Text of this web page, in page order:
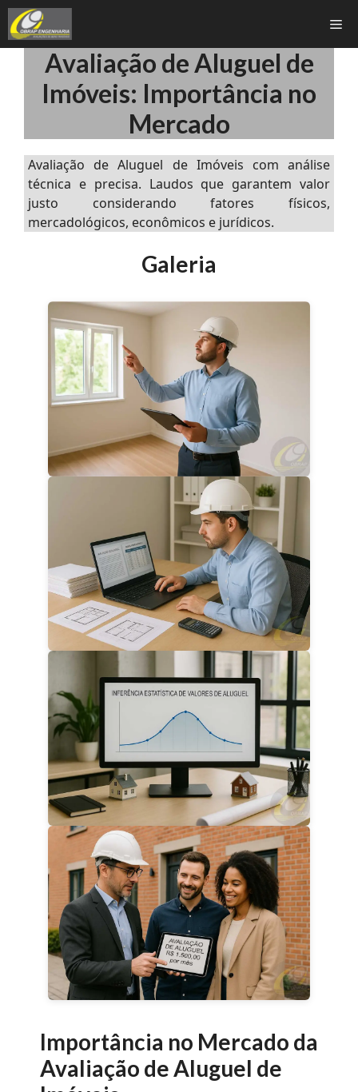
Pular
para
o
conteúdoAvaliação de Aluguel de
Imóveis: Importância no
Mercado
Avaliação de Aluguel de Imóveis com análise
técnica e precisa. Laudos que garantem valor
justo considerando fatores físicos,
mercadológicos, econômicos e jurídicos.
Galeria
Importância no Mercado da
Avaliação de Aluguel de